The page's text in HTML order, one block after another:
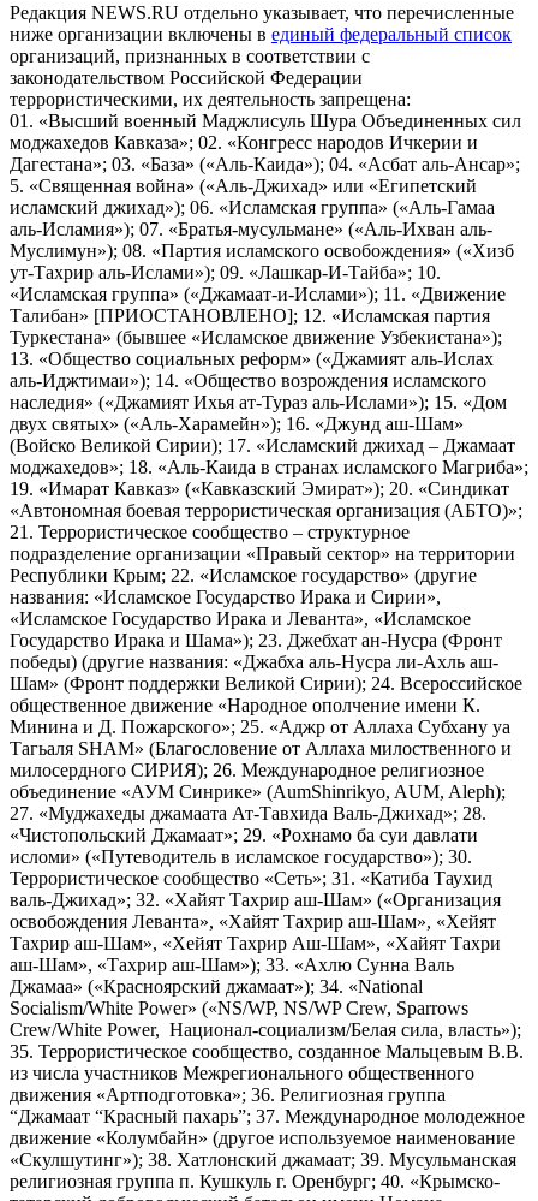
Редакция NEWS.RU отдельно указывает, что перечисленные
ниже организации включены в единый федеральный список
организаций, признанных в соответствии с
законодательством Российской Федерации
террористическими, их деятельность запрещена:
01. «Высший военный Маджлисуль Шура Объединенных сил
моджахедов Кавказа»; 02. «Конгресс народов Ичкерии и
Дагестана»; 03. «База» («Аль-Каида»); 04. «Асбат аль-Ансар»;
5. «Священная война» («Аль-Джихад» или «Египетский
исламский джихад»); 06. «Исламская группа» («Аль-Гамаа
аль-Исламия»); 07. «Братья-мусульмане» («Аль-Ихван аль-
Муслимун»); 08. «Партия исламского освобождения» («Хизб
ут-Тахрир аль-Ислами»); 09. «Лашкар-И-Тайба»; 10.
«Исламская группа» («Джамаат-и-Ислами»); 11. «Движение
Талибан» [ПРИОСТАНОВЛЕНО]; 12. «Исламская партия
Туркестана» (бывшее «Исламское движение Узбекистана»);
13. «Общество социальных реформ» («Джамият аль-Ислах
аль-Иджтимаи»); 14. «Общество возрождения исламского
наследия» («Джамият Ихья ат-Тураз аль-Ислами»); 15. «Дом
двух святых» («Аль-Харамейн»); 16. «Джунд аш-Шам»
(Войско Великой Сирии); 17. «Исламский джихад – Джамаат
моджахедов»; 18. «Аль-Каида в странах исламского Магриба»;
19. «Имарат Кавказ» («Кавказский Эмират»); 20. «Синдикат
«Автономная боевая террористическая организация (АБТО)»;
21. Террористическое сообщество – структурное
подразделение организации «Правый сектор» на территории
Республики Крым; 22. «Исламское государство» (другие
названия: «Исламское Государство Ирака и Сирии»,
«Исламское Государство Ирака и Леванта», «Исламское
Государство Ирака и Шама»); 23. Джебхат ан-Нусра (Фронт
победы) (другие названия: «Джабха аль-Нусра ли-Ахль аш-
Шам» (Фронт поддержки Великой Сирии); 24. Всероссийское
общественное движение «Народное ополчение имени К.
Минина и Д. Пожарского»; 25. «Аджр от Аллаха Субхану уа
Тагьаля SHAM» (Благословение от Аллаха милоственного и
милосердного СИРИЯ); 26. Международное религиозное
объединение «АУМ Синрике» (AumShinrikyo, AUM, Aleph);
27. «Муджахеды джамаата Ат-Тавхида Валь-Джихад»; 28.
«Чистопольский Джамаат»; 29. «Рохнамо ба суи давлати
исломи» («Путеводитель в исламское государство»); 30.
Террористическое сообщество «Сеть»; 31. «Катиба Таухид
валь-Джихад»; 32. «Хайят Тахрир аш-Шам» («Организация
освобождения Леванта», «Хайят Тахрир аш-Шам», «Хейят
Тахрир аш-Шам», «Хейят Тахрир Аш-Шам», «Хайят Тахри
аш-Шам», «Тахрир аш-Шам»); 33. «Ахлю Сунна Валь
Джамаа» («Красноярский джамаат»); 34. «National
Socialism/White Power» («NS/WP, NS/WP Crew, Sparrows
Crew/White Power, Национал-социализм/Белая сила, власть»);
35. Террористическое сообщество, созданное Мальцевым В.В.
из числа участников Межрегионального общественного
движения «Артподготовка»; 36. Религиозная группа
“Джамаат “Красный пахарь”; 37. Международное молодежное
движение «Колумбайн» (другое используемое наименование
«Скулшутинг»); 38. Хатлонский джамаат; 39. Мусульманская
религиозная группа п. Кушкуль г. Оренбург; 40. «Крымско-